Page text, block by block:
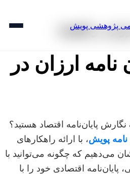
در اقتصاد
ارزان در
پایان‌نامه اقتصاد هستید؟
نامه پویش، با ارائه راهکارهای
می‌دهیم که چگونه می‌توانید با
پایان‌نامه اقتصادی خود را با